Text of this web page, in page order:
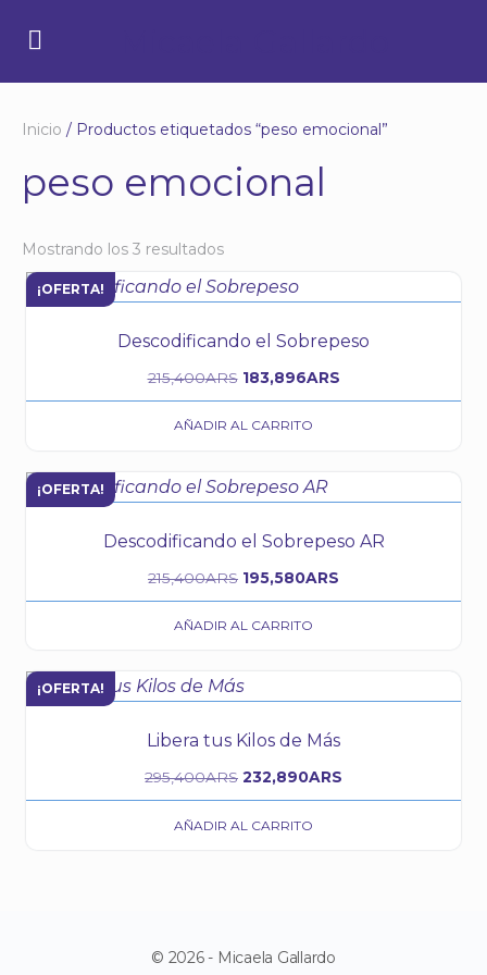
Inicio / Productos etiquetados “peso emocional”
peso emocional
Mostrando los 3 resultados
¡OFERTA!
Descodificando el Sobrepeso
215,400ARS 183,896ARS
AÑADIR AL CARRITO
¡OFERTA!
Descodificando el Sobrepeso AR
215,400ARS 195,580ARS
AÑADIR AL CARRITO
¡OFERTA!
Libera tus Kilos de Más
295,400ARS 232,890ARS
AÑADIR AL CARRITO
© 2026 - Micaela Gallardo